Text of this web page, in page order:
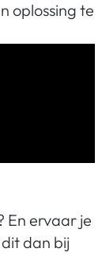
oplossing te
En ervaar je
dan bij